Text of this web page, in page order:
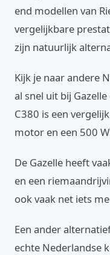
end modellen van
vergelijkbare
zijn natuurlijk
Kijk je naar andere
al snel uit bij
C380 is een
motor en een 500
De Gazelle heeft
en een
ook vaak net iets
Een ander
echte Nederlandse